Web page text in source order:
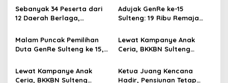
i
o
Sebanyak 34 Peserta dari
12 Daerah Berlaga,
Secara Swadaya Tanpa
Adujak GenRe ke-15
Sulteng: 19 Ribu Remaja
Target Juara Nasional
September
Malam Puncak Pemilihan
Duta GenRe Sulteng ke 15,
APBN/APBD
Lewat Kampanye Anak
Ceria, BKKBN Sulteng
2045
Lewat Kampanye Anak
Ceria, BKKBN Sulteng
Ketua Juang Kencana
Hadir, Pensiunan Tetap